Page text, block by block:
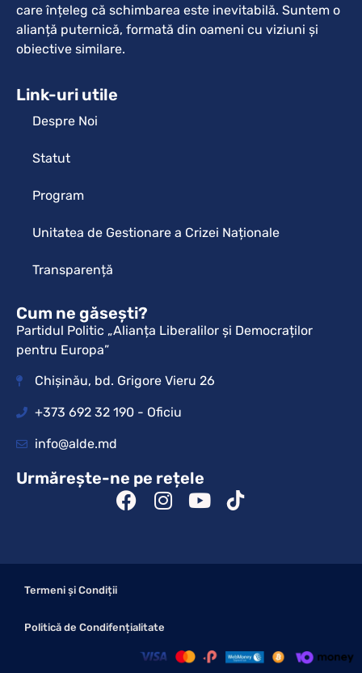
care înțeleg că schimbarea este inevitabilă. Suntem o
alianță puternică, formată din oameni cu viziuni și
obiective similare.
Link-uri utile
Despre Noi
Statut
Program
Unitatea de Gestionare a Crizei Naționale
Transparență
Cum ne găsești?
Partidul Politic „Alianța Liberalilor și Democraților
pentru Europa”
Chișinău, bd. Grigore Vieru 26
+373 692 32 190 - Oficiu
info@alde.md
Urmărește-ne pe rețele
Termeni și Condiții
Politică de Condifențialitate